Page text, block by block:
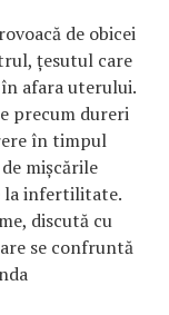
de obicei
țesutul care
afara uterului.
precum dureri
în timpul
mișcările
la infertilitate.
discută cu
se confruntă